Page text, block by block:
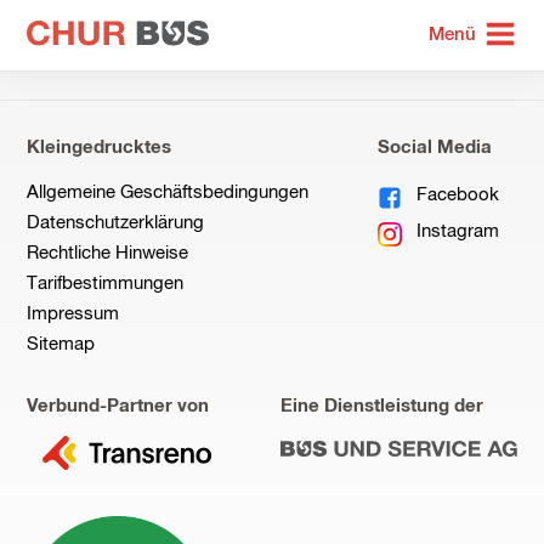
zur
Startseite
Menü
Kleingedrucktes
Allgemeine Geschäftsbedingungen
Datenschutzerklärung
Rechtliche Hinweise
Tarifbestimmungen
Impressum
Sitemap
Social Media
Facebook
Instagram
Verbund-Partner von
zu
Eine Dienstleistung der
zu